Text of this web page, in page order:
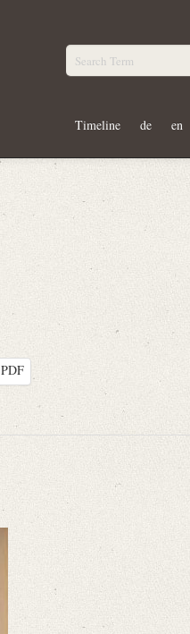
Timeline de en
PDF
österreichischen Gymnasien 42